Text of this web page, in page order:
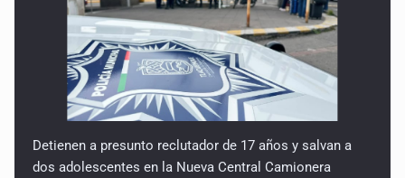
Detienen a presunto reclutador de 17 años y salvan a
dos adolescentes en la Nueva Central Camionera